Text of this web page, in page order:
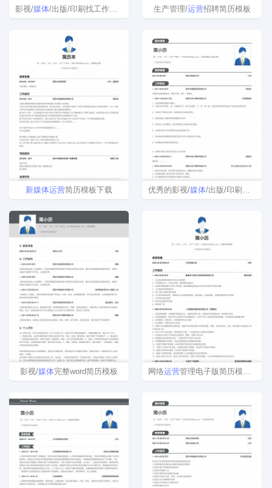
影视/媒体/出版/印刷找工作个人简历模板 生产管理/运营招聘简历模板
新媒体运营简历模板下载 优秀的影视/媒体/出版/印刷免费简历模板制作
影视/媒体完整word简历模板 网络运营管理电子版简历模板下载